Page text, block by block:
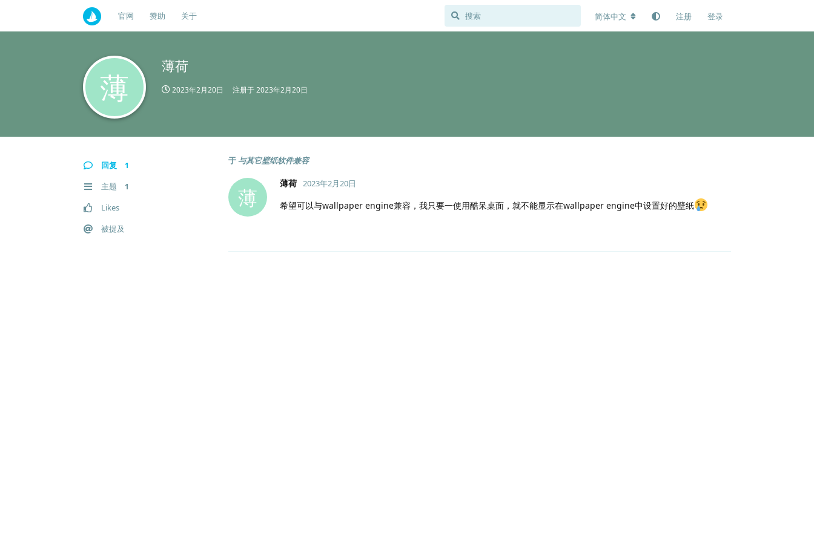
官网 赞助 关于 简体中文 注册 登录
薄
薄荷
2023年2月20日 注册于2023年2月20日
回复 1
主题 1
Likes
被提及
于与其它壁纸软件兼容
薄
薄荷 2023年2月20日
希望可以与wallpaper engine兼容，我只要一使用酷呆桌面，就不能显示在wallpaper engine中设置好的壁纸